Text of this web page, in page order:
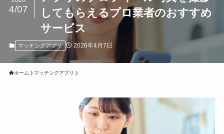
してもらえるプロ業者のおすすめ
サービス
4/07
マッチングアプリ 2026年4月7日
ホーム マッチングアプリ